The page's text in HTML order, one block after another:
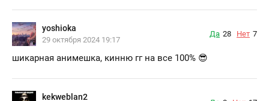
yoshioka
29 октября 2024 19:17
Да 28 Нет 7
шикарная анимешка, кинню гг на все 100% 😎
kekweblan2